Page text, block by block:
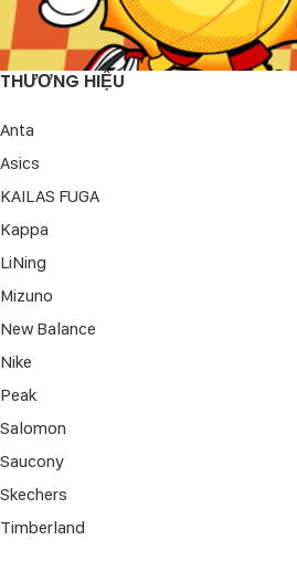
THƯƠNG HIỆU
Anta
Asics
KAILAS FUGA
Kappa
LiNing
Mizuno
New Balance
Nike
Peak
Salomon
Saucony
Skechers
Timberland